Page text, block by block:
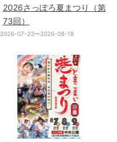
2026さっぽろ夏まつり（第
73回）
2026-07-23〜2026-08-18